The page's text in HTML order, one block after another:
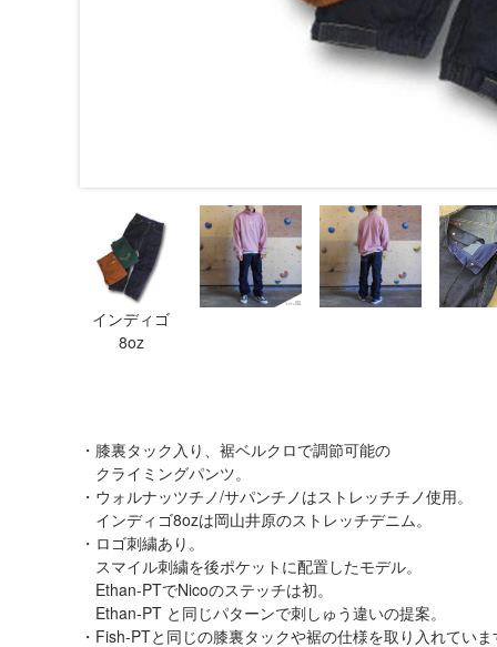
インディゴ
8oz
・膝裏タック入り、裾ベルクロで調節可能の
クライミングパンツ。
・ウォルナッツチノ/サパンチノはストレッチチノ使用。
インディゴ8ozは岡山井原のストレッチデニム。
・ロゴ刺繍あり。
スマイル刺繍を後ポケットに配置したモデル。
Ethan-PTでNicoのステッチは初。
Ethan-PT と同じパターンで刺しゅう違いの提案。
・Fish-PTと同じの膝裏タックや裾の仕様を取り入れてい